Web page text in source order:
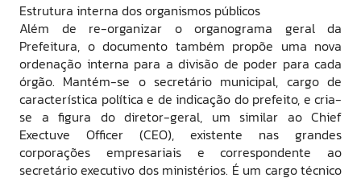
Estrutura interna dos organismos públicos
Além de re-organizar o organograma geral da
Prefeitura, o documento também propõe uma nova
ordenação interna para a divisão de poder para cada
órgão. Mantém-se o secretário municipal, cargo de
característica política e de indicação do prefeito, e cria-
se a figura do diretor-geral, um similar ao Chief
Exectuve Officer (CEO), existente nas grandes
corporações empresariais e correspondente ao
secretário executivo dos ministérios. É um cargo técnico